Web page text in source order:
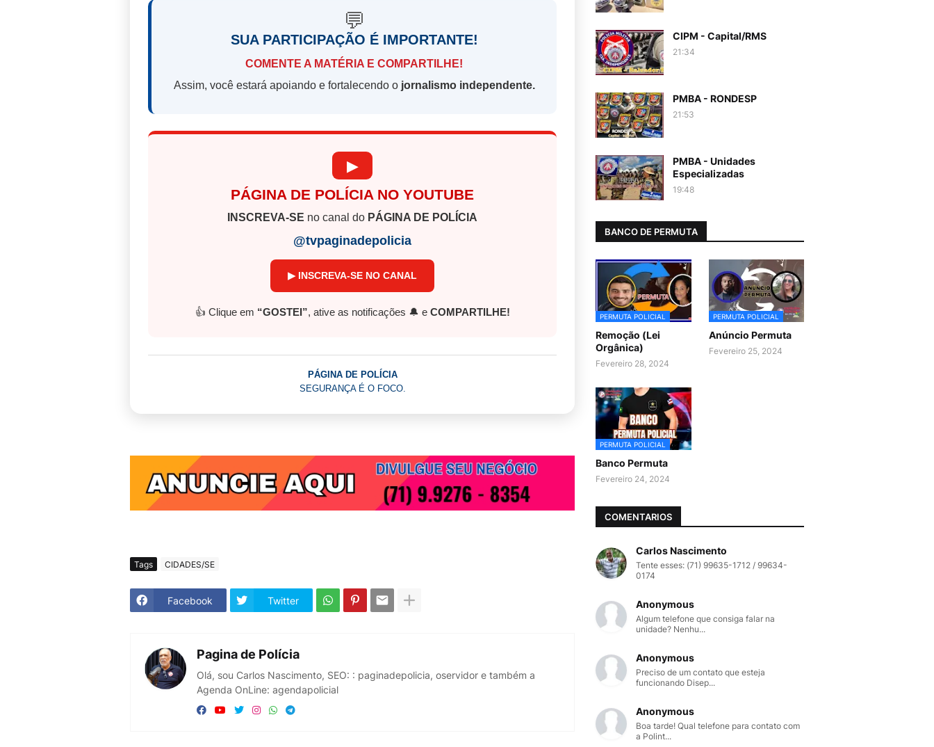
💬
SUA PARTICIPAÇÃO É IMPORTANTE!
COMENTE A MATÉRIA E COMPARTILHE!
Assim, você estará apoiando e fortalecendo o jornalismo independente.
▶
PÁGINA DE POLÍCIA NO YOUTUBE
INSCREVA-SE no canal do PÁGINA DE POLÍCIA
@tvpaginadepolicia
▶ INSCREVA-SE NO CANAL
👍 Clique em “GOSTEI”, ative as notificações 🔔 e COMPARTILHE!
PÁGINA DE POLÍCIA
SEGURANÇA É O FOCO.
Tags CIDADES/SE
Facebook Twitter
Pagina de Polícia
Olá, sou Carlos Nascimento, SEO: : paginadepolicia, oservidor e também a
Agenda OnLine: agendapolicial
CIPM - Capital/RMS
21:34
PMBA - RONDESP
21:53
PMBA - Unidades
Especializadas
19:48
BANCO DE PERMUTA
PERMUTA POLICIAL
Remoção (Lei
Orgânica)
Fevereiro 28, 2024
PERMUTA POLICIAL
Anúncio Permuta
Fevereiro 25, 2024
PERMUTA POLICIAL
Banco Permuta
Fevereiro 24, 2024
COMENTARIOS
Carlos Nascimento
Tente esses: (71) 99635-1712 / 99634-
0174
Anonymous
Algum telefone que consiga falar na
unidade? Nenhu...
Anonymous
Preciso de um contato que esteja
funcionando Disep...
Anonymous
Boa tarde! Qual telefone para contato com
a Polint...